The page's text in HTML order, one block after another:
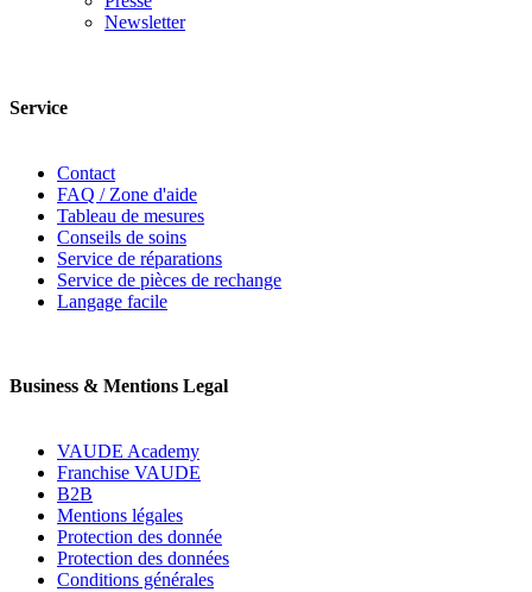
Newsletter
Service
Contact
FAQ / Zone d'aide
Tableau de mesures
Conseils de soins
Service de réparations
Service de pièces de rechange
Langage facile
Business & Mentions Legal
VAUDE Academy
Franchise VAUDE
B2B
Mentions légales
Protection des donnée
Protection des données
Conditions générales